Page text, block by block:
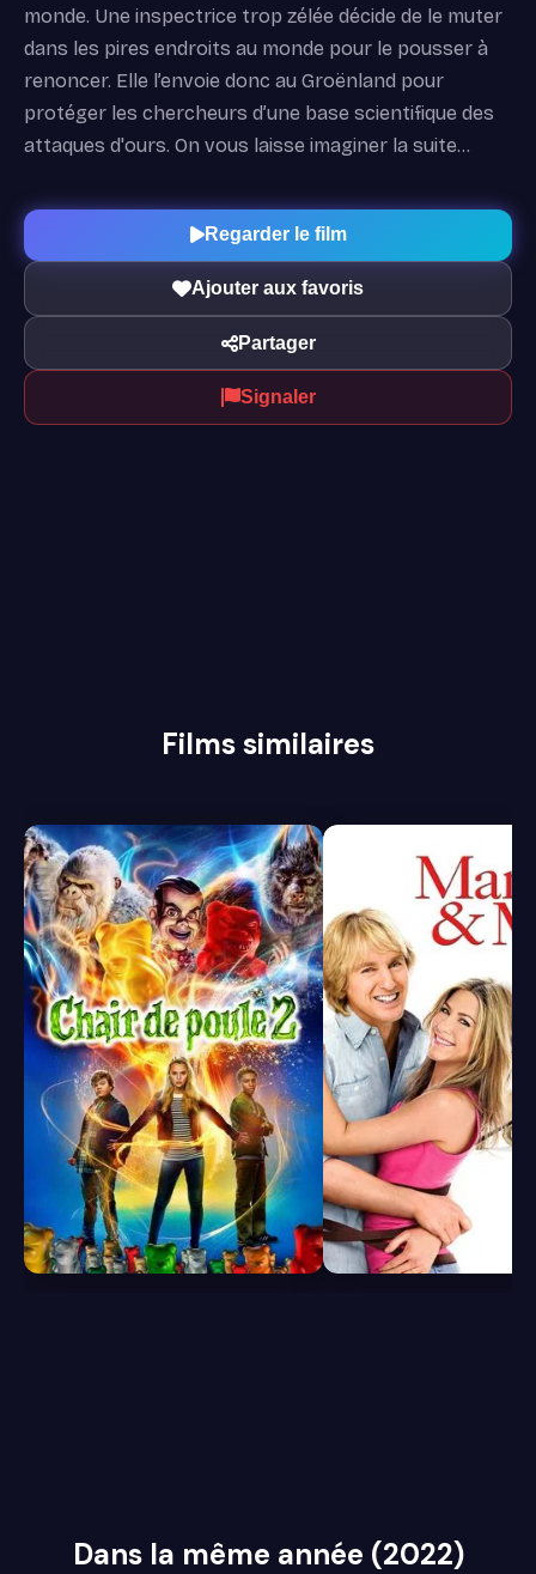
monde. Une inspectrice trop zélée décide de le muter
dans les pires endroits au monde pour le pousser à
renoncer. Elle l’envoie donc au Groënland pour
protéger les chercheurs d’une base scientifique des
attaques d'ours. On vous laisse imaginer la suite…
Regarder le film
Ajouter aux favoris
Partager
Signaler
Films similaires
6.1 7.2
Dans la même année (2022)